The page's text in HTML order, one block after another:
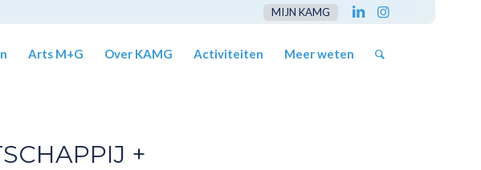
MIJN KAMG
Arts M+G Over KAMG Activiteiten Meer weten
+